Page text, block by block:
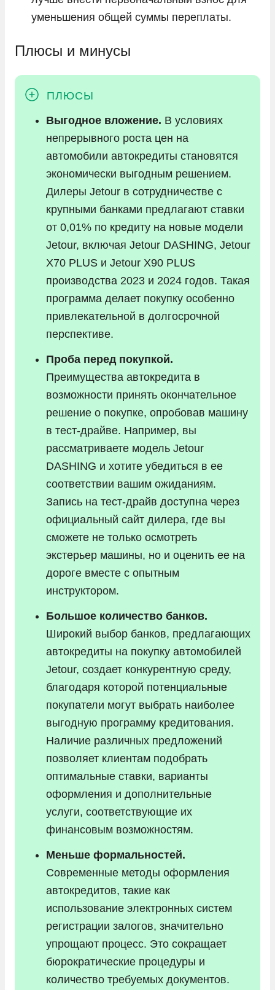
уменьшения общей суммы переплаты.
Плюсы и минусы
Выгодное вложение. В условиях
непрерывного роста цен на
автомобили автокредиты становятся
экономически выгодным решением.
Дилеры Jetour в сотрудничестве с
крупными банками предлагают ставки
от 0,01% по кредиту на новые модели
Jetour, включая Jetour DASHING, Jetour
X70 PLUS и Jetour X90 PLUS
производства 2023 и 2024 годов. Такая
программа делает покупку особенно
привлекательной в долгосрочной
перспективе.
Проба перед покупкой.
Преимущества автокредита в
возможности принять окончательное
решение о покупке, опробовав машину
в тест-драйве. Например, вы
рассматриваете модель Jetour
DASHING и хотите убедиться в ее
соответствии вашим ожиданиям.
Запись на тест-драйв доступна через
официальный сайт дилера, где вы
сможете не только осмотреть
экстерьер машины, но и оценить ее на
дороге вместе с опытным
инструктором.
Большое количество банков.
Широкий выбор банков, предлагающих
автокредиты на покупку автомобилей
Jetour, создает конкурентную среду,
благодаря которой потенциальные
покупатели могут выбрать наиболее
выгодную программу кредитования.
Наличие различных предложений
позволяет клиентам подобрать
оптимальные ставки, варианты
оформления и дополнительные
услуги, соответствующие их
финансовым возможностям.
Меньше формальностей.
Современные методы оформления
автокредитов, такие как
использование электронных систем
регистрации залогов, значительно
упрощают процесс. Это сокращает
бюрократические процедуры и
количество требуемых документов.